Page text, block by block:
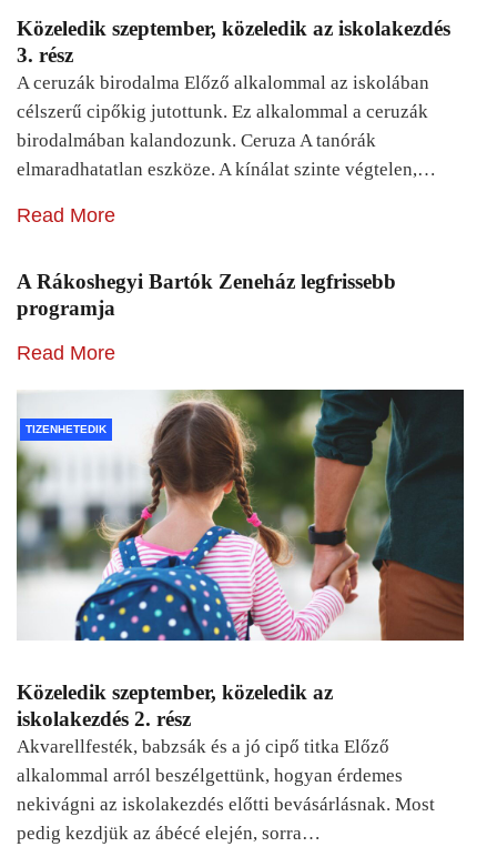
Közeledik szeptember, közeledik az iskolakezdés
3. rész
A ceruzák birodalma Előző alkalommal az iskolában
célszerű cipőkig jutottunk. Ez alkalommal a ceruzák
birodalmában kalandozunk. Ceruza A tanórák
elmaradhatatlan eszköze. A kínálat szinte végtelen,…
Read More
A Rákoshegyi Bartók Zeneház legfrissebb
programja
Read More
TIZENHETEDIK
Közeledik szeptember, közeledik az
iskolakezdés 2. rész
Akvarellfesték, babzsák és a jó cipő titka Előző
alkalommal arról beszélgettünk, hogyan érdemes
nekivágni az iskolakezdés előtti bevásárlásnak. Most
pedig kezdjük az ábécé elején, sorra…